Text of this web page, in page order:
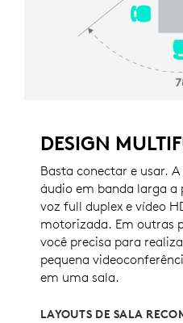
DESIGN
Basta conectar e usar.
áudio em banda larga
voz full duplex e vídeo
motorizada. Em outras
você precisa para
pequena
em uma sala.
LAYOUTS DE SALA